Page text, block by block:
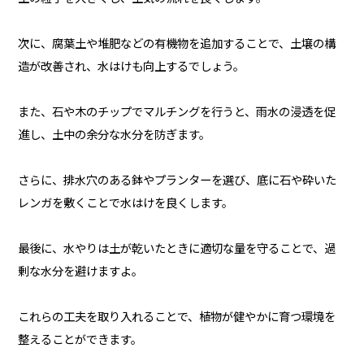
次に、腐葉土や堆肥などの有機物を追加することで、土壌の構
造が改善され、水はけも向上するでしょう。
また、石や木のチップでマルチングを行うと、雨水の浸透を促
進し、土中の余分な水分を防ぎます。
さらに、排水穴のある鉢やプランターを選び、底に石や砕いた
レンガを敷くことで水はけを良くします。
最後に、水やりは土が乾いたときに適切な量を守ることで、過
剰な水分を避けますよ。
これらの工夫を取り入れることで、植物が健やかに育つ環境を
整えることができます。